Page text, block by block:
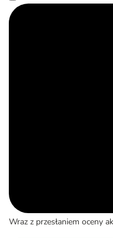
Wraz z przesłaniem oceny